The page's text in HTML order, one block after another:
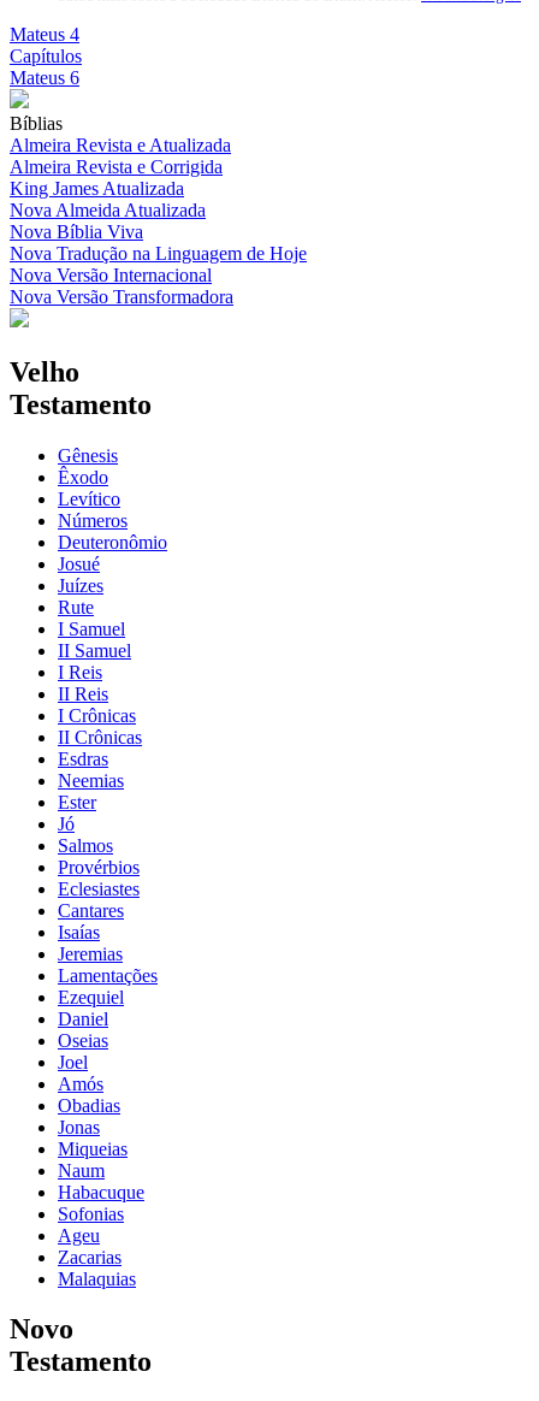
Mateus 4
Capítulos
Mateus 6
Bíblias
Almeira Revista e Atualizada
Almeira Revista e Corrigida
King James Atualizada
Nova Almeida Atualizada
Nova Bíblia Viva
Nova Tradução na Linguagem de Hoje
Nova Versão Internacional
Nova Versão Transformadora
Velho
Testamento
Gênesis
Êxodo
Levítico
Números
Deuteronômio
Josué
Juízes
Rute
I Samuel
II Samuel
I Reis
II Reis
I Crônicas
II Crônicas
Esdras
Neemias
Ester
Jó
Salmos
Provérbios
Eclesiastes
Cantares
Isaías
Jeremias
Lamentações
Ezequiel
Daniel
Oseias
Joel
Amós
Obadias
Jonas
Miqueias
Naum
Habacuque
Sofonias
Ageu
Zacarias
Malaquias
Novo
Testamento